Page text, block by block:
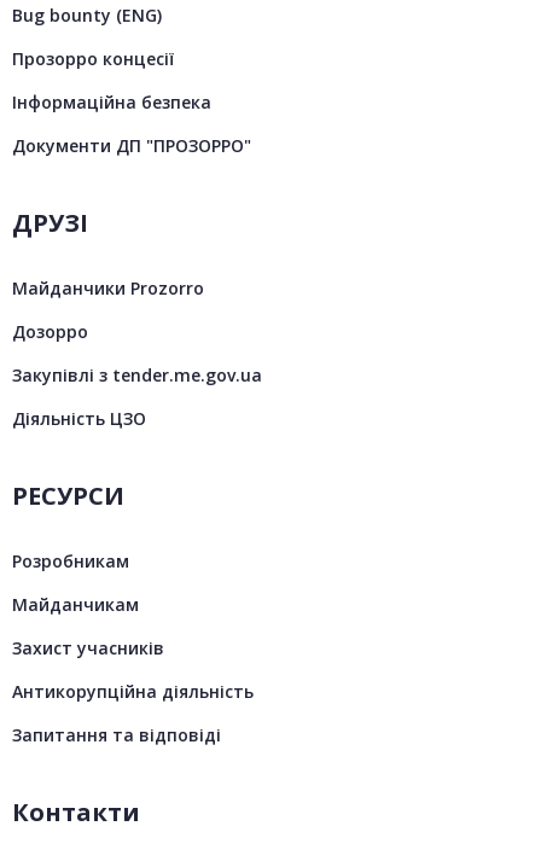
Bug bounty (ENG)
Прозорро концесії
Інформаційна безпека
Документи ДП "ПРОЗОРРО"
ДРУЗІ
Майданчики Prozorro
Дозорро
Закупівлі з tender.me.gov.ua
Діяльність ЦЗО
РЕСУРСИ
Розробникам
Майданчикам
Захист учасників
Антикорупційна діяльність
Запитання та відповіді
Контакти